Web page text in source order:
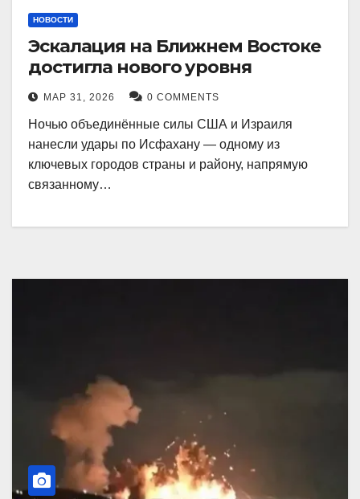
НОВОСТИ
Эскалация на Ближнем Востоке
достигла нового уровня
МАР 31, 2026 0 COMMENTS
Ночью объединённые силы США и Израиля
нанесли удары по Исфахану — одному из
ключевых городов страны и району, напрямую
связанному…